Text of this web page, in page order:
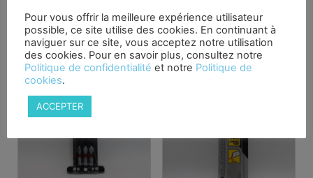
Produits similaires
Pour vous offrir la meilleure expérience utilisateur
possible, ce site utilise des cookies. En continuant à
naviguer sur ce site, vous acceptez notre utilisation
des cookies. Pour en savoir plus, consultez notre
Politique de confidentialité et notre Politique de
cookies.
ACCEPTER